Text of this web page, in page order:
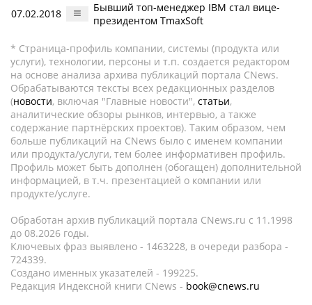
07.02.2018
Бывший топ-менеджер IBM стал вице-
президентом TmaxSoft
* Страница-профиль компании, системы (продукта или
услуги), технологии, персоны и т.п. создается редактором
на основе анализа архива публикаций портала CNews.
Обрабатываются тексты всех редакционных разделов
(новости, включая "Главные новости", статьи,
аналитические обзоры рынков, интервью, а также
содержание партнёрских проектов). Таким образом, чем
больше публикаций на CNews было с именем компании
или продукта/услуги, тем более информативен профиль.
Профиль может быть дополнен (обогащен) дополнительной
информацией, в т.ч. презентацией о компании или
продукте/услуге.
Обработан архив публикаций портала CNews.ru c 11.1998
до 08.2026 годы.
Ключевых фраз выявлено - 1463228, в очереди разбора -
724339.
Создано именных указателей - 199225.
Редакция Индексной книги CNews - book@cnews.ru